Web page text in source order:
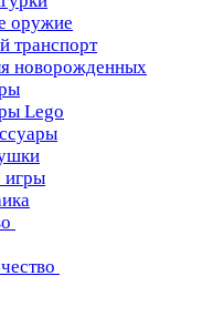
оружие
транспорт
новорожденных
Lego
игры